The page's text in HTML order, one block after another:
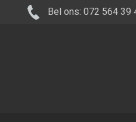
Bel ons: 072 564 39